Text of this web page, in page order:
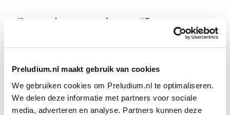
Preludium.nl maakt gebruik van cookies
We gebruiken cookies om Preludium.nl te optimaliseren.
We delen deze informatie met partners voor sociale
media, adverteren en analyse. Partners kunnen deze
Geen resultaten gevonden voor “”.